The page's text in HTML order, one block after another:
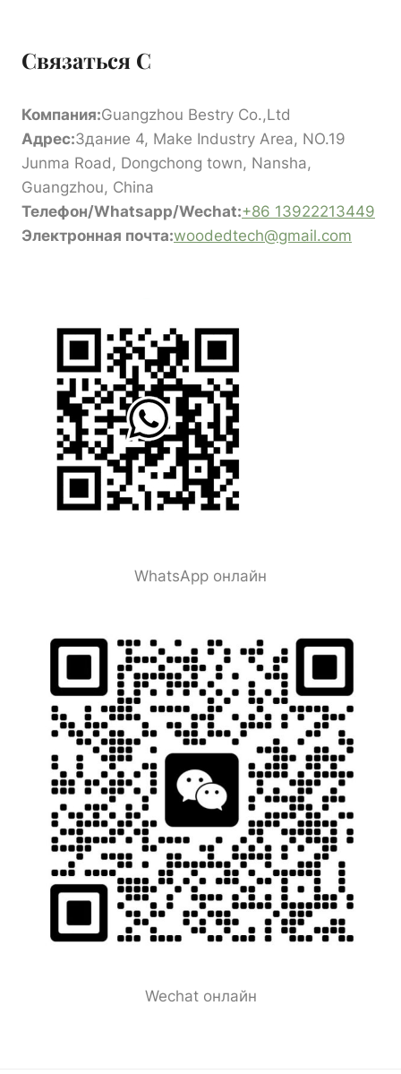
Связаться С
Компания:Guangzhou Bestry Co.,Ltd
Адрес:Здание 4, Make Industry Area, NO.19
Junma Road, Dongchong town, Nansha,
Guangzhou, China
Телефон/Whatsapp/Wechat:+86 13922213449
Электронная почта:woodedtech@gmail.com
WhatsApp онлайн
Wechat онлайн